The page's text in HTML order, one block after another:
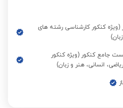
(ویژه کنکور کارشناسی رشته های
جامع کنکور (ویژه کنکور
انسانی، هنر و زبان)